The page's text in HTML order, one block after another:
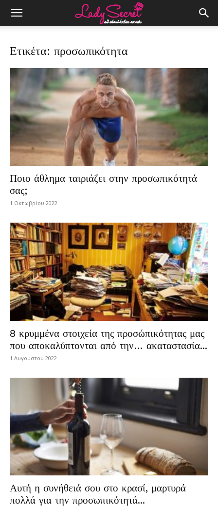
Ετικέτα: προσωπικότητα
Ποιο άθλημα ταιριάζει στην προσωπικότητά
σας;
1 Οκτωβρίου 2022
8 κρυμμένα στοιχεία της προσώπικότητας μας
που αποκαλύπτονται από την… ακαταστασία...
1 Αυγούστου 2022
Αυτή η συνήθειά σου στο κρασί, μαρτυρά
πολλά για την προσωπικότητά...